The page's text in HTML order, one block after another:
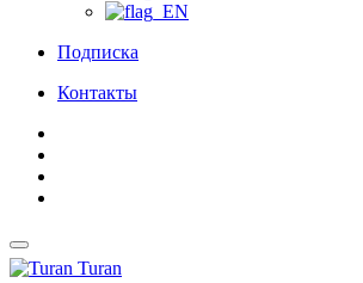
Подписка
Контакты
Turan